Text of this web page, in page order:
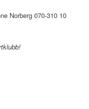
Norberg 070-310 10